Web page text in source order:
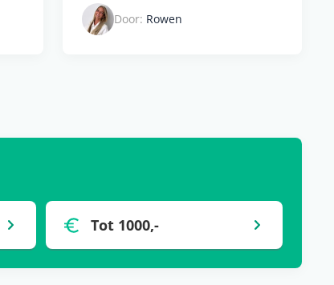
Door: Rowen
Tot 1000,-